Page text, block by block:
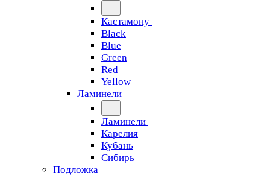
Кастамону
Black
Blue
Green
Red
Yellow
Ламинели
Ламинели
Карелия
Кубань
Сибирь
Подложка